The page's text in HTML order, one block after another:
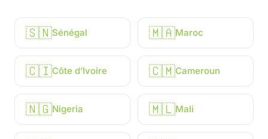
🇸🇳Sénégal 🇲🇦Maroc
🇨🇮Côte d’Ivoire 🇨🇲Cameroun
🇳🇬Nigeria 🇲🇱Mali